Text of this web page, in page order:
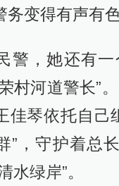
变得有声有色
警，她还有
村河道警长”
佳琴依托自己
”，守护着总
水绿岸”。